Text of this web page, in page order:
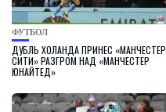
ФУТБОЛ
ДУБЛЬ ХОЛАНДА ПРИНЕС «МАНЧЕСТЕР
СИТИ» РАЗГРОМ НАД «МАНЧЕСТЕР
ЮНАЙТЕД»